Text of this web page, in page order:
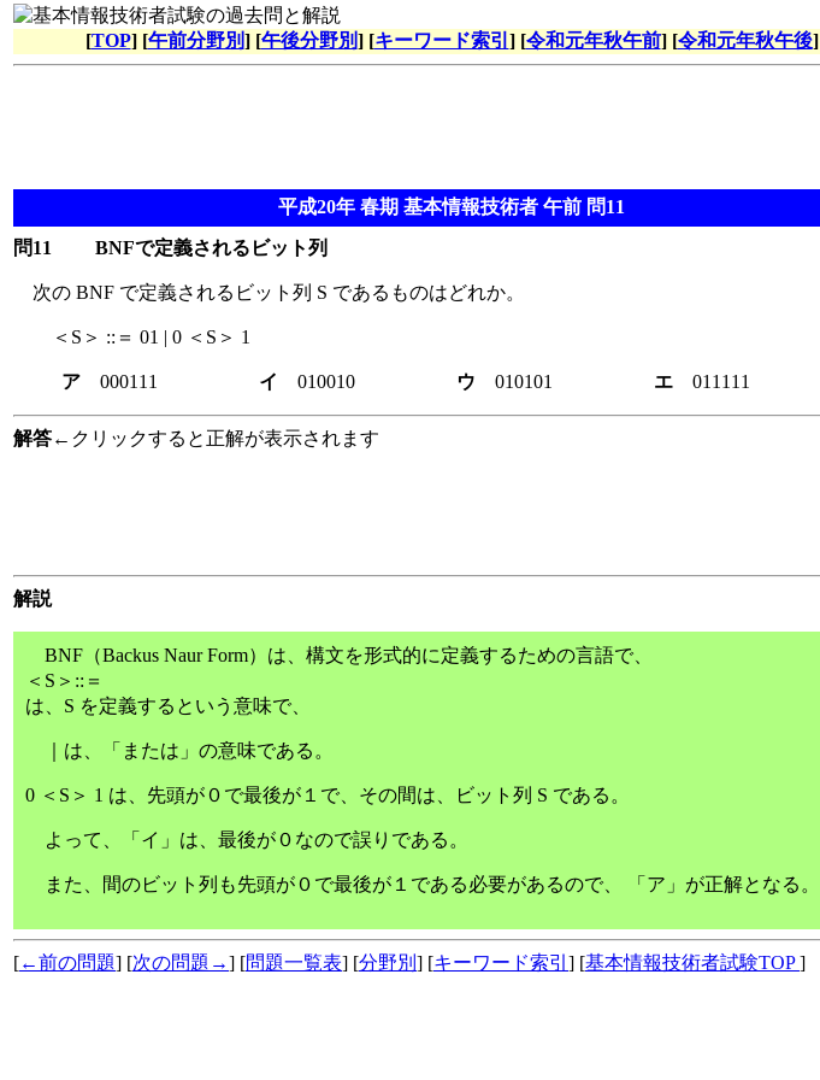
[TOP] [午前分野別] [午後分野別] [キーワード索引 ] [令和元年秋午前] [令和元年秋午後]
平成20年 春期 基本情報技術者 午前 問11
問11
BNFで定義されるビット列
次の BNF で定義されるビット列 S であるものはどれか。
＜S＞ ::＝ 01 | 0 ＜S＞ 1
ア 000111 イ 010010 ウ 010101 エ 011111
解答←クリックすると正解が表示されます
解説
BNF（Backus Naur Form）は、構文を形式的に定義するための言語で、
＜S＞::＝
は、S を定義するという意味で、
｜は、「または」の意味である。
0 ＜S＞ 1 は、先頭が０で最後が１で、その間は、ビット列 S である。
よって、「イ」は、最後が０なので誤りである。
また、間のビット列も先頭が０で最後が１である必要があるので、 「ア」が正解となる。
[←前の問題] [次の問題→] [問題一覧表] [分野別 ] [キーワード索引 ] [基本情報技術者試験TOP]